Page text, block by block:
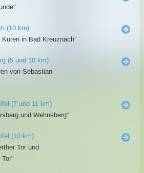
(10 km)
Kuren in Bad Kreuznach"
(5 und 10 km)
von Sebastian
(7 und 11 km)
und Wehnsberg“
(10 km)
Tor und
Tor"